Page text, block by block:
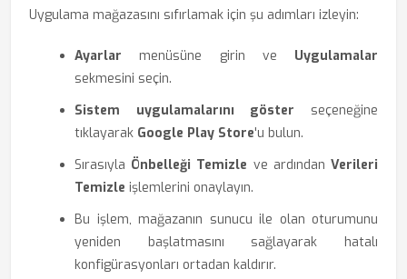
Uygulama mağazasını sıfırlamak için şu adımları izleyin:
Ayarlar menüsüne girin ve Uygulamalar
sekmesini seçin.
Sistem uygulamalarını göster seçeneğine
tıklayarak Google Play Store'u bulun.
Sırasıyla Önbelleği Temizle ve ardındanVerileri
Temizle işlemlerini onaylayın.
Bu işlem, mağazanın sunucu ile olan oturumunu
yeniden başlatmasını sağlayarak hatalı
konfigürasyonları ortadan kaldırır.